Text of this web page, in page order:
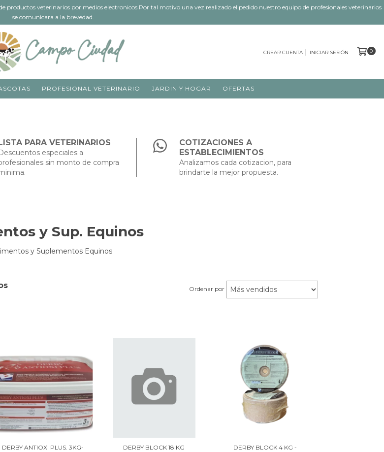
productos veterinarios por medios electronicos.Por tal motivo una vez realizado el pedido nuestro equipo de profesionales veterinarios
se comunicara a la brevedad.
CREAR CUENTA INICIAR SESIÓN 0
PROFESIONAL VETERINARIO JARDIN Y HOGAR OFERTAS
PARA VETERINARIOS
especiales a
sin monto de compra
COTIZACIONES A
ESTABLECIMIENTOS
Analizamos cada cotizacion, para
brindarte la mejor propuesta.
y Sup. Equinos
y Suplementos Equinos
Ordenar por
DERBY ANTIOXI PLUS. 3KG-
DERBY BLOCK 18 KG
DERBY BLOCK 4 KG -